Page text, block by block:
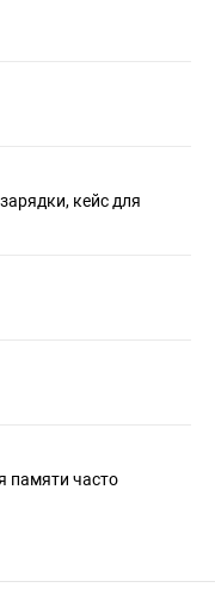
кейс для
памяти часто